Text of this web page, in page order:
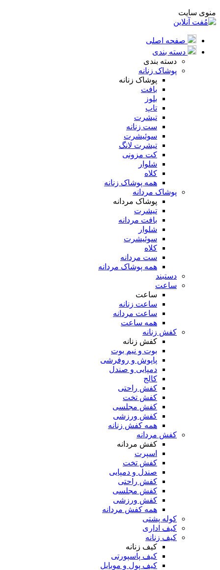
منوی سایت
صفحه اصلی
دسته بندی
دسته بندی
پوشاک زنانه
پوشاک زنانه
بافت
بلوز
تاپ
تیشرت
ست زنانه
سوئیشرت
تیشرت لانگ
کت مزونی
شلوار
کلاه
همه پوشاک زنانه
پوشاک مردانه
پوشاک مردانه
تیشرت
بافت مردانه
شلوار
سوئیشرت
کلاه
ست مردانه
همه پوشاک مردانه
دستبند
ساعت
ساعت
ساعت زنانه
ساعت مردانه
همه ساعت
کفش زنانه
کفش زنانه
بوت و نیم بوت
پاپوش و روفرشی
دمپایی و صندل
کالج
کفش راحتی
کفش تخت
کفش مجلسی
کفش ورزشی
همه کفش زنانه
کفش مردانه
کفش مردانه
اسپرت
کفش تخت
صندل و دمپایی
کفش راحتی
کفش مجلسی
کفش ورزشی
همه کفش مردانه
کوله پشتی
کیف اداری
کیف زنانه
کیف زنانه
کیف پاسپورتی
کیف پول و موبایل